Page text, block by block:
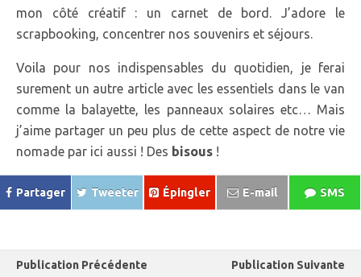
mon côté créatif : un carnet de bord. J’adore le
scrapbooking, concentrer nos souvenirs et séjours.
Voila pour nos indispensables du quotidien, je ferai
surement un autre article avec les essentiels dans le van
comme la balayette, les panneaux solaires etc… Mais
j’aime partager un peu plus de cette aspect de notre vie
nomade par ici aussi ! Des bisous !
Partager Tweeter Épingler E-mail SMS
Publication Précédente
Publication Suivante